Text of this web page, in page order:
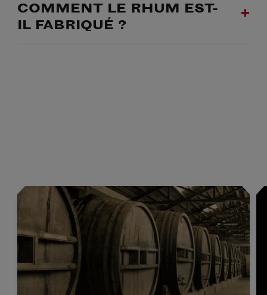
COMMENT LE RHUM EST-
IL FABRIQUÉ ?